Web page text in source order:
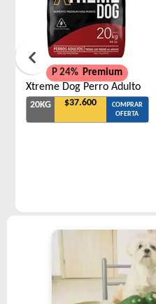
P 24% Premium
Xtreme Dog Perro Adulto
20KG $37.600
COMPRAR
OFERTA